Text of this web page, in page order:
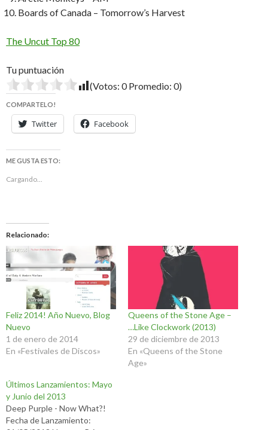
Boards of Canada – Tomorrow’s Harvest
The Uncut Top 80
Tu puntuación
(Votos: 0Promedio: 0)
COMPARTELO!
Twitter Facebook
ME GUSTA ESTO:
Cargando...
Relacionado
Feliz 2014! Año Nuevo, Blog
Nuevo
1 de enero de 2014
En «Festivales de Discos»
Queens of the Stone Age –
…Like Clockwork (2013)
29 de diciembre de 2013
En «Queens of the Stone
Age»
Últimos Lanzamientos: Mayo
y Junio del 2013
Deep Purple - Now What?!
Fecha de Lanzamiento: